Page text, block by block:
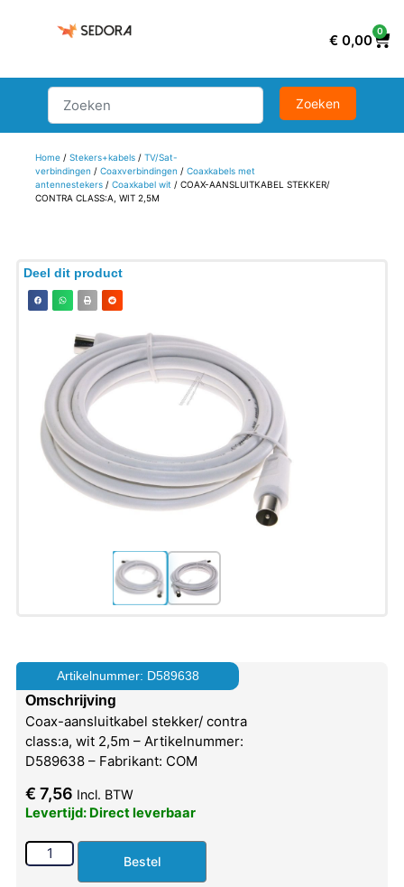
€ 0,00
0
Home/ Stekers+kabels/ TV/Sat-
verbindingen / Coaxverbindingen / Coaxkabels met
antennestekers/ Coaxkabel wit / COAX-AANSLUITKABEL STEKKER/
CONTRA CLASS:A, WIT 2,5M
Deel dit product
Artikelnummer: D589638
Omschrijving
Coax-aansluitkabel stekker/ contra
class:a, wit 2,5m – Artikelnummer:
D589638 – Fabrikant: COM
€ 7,56 Incl. BTW
Levertijd: Direct leverbaar
Bestel